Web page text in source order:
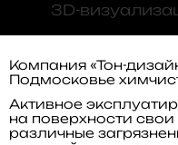
3D-
Компания «Тон-
Подмосковье
Активное
на поверхности
различные